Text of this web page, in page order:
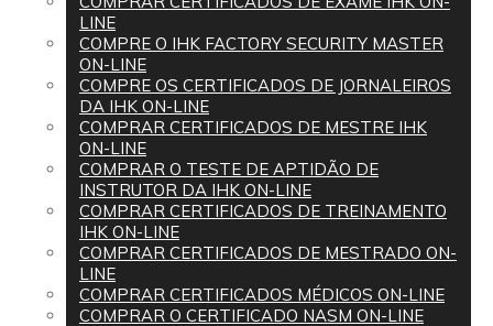
LINE
COMPRE O IHK FACTORY SECURITY MASTER
ON-LINE
COMPRE OS CERTIFICADOS DE JORNALEIROS
DA IHK ON-LINE
COMPRAR CERTIFICADOS DE MESTRE IHK
ON-LINE
COMPRAR O TESTE DE APTIDÃO DE
INSTRUTOR DA IHK ON-LINE
COMPRAR CERTIFICADOS DE TREINAMENTO
IHK ON-LINE
COMPRAR CERTIFICADOS DE MESTRADO ON-
LINE
COMPRAR CERTIFICADOS MÉDICOS ON-LINE
COMPRAR O CERTIFICADO NASM ON-LINE